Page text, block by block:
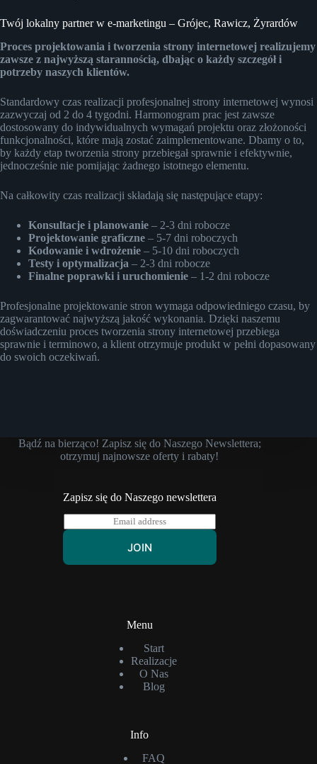
Twój lokalny partner w e-marketingu – Grójec, Rawicz, Żyrardów
Proces projektowania i tworzenia strony internetowej realizujemy
zawsze z najwyższą starannością, dbając o każdy szczegół i
potrzeby naszych klientów.
Standardowy czas realizacji profesjonalnej strony internetowej wynosi
zazwyczaj od 2 do 4 tygodni. Harmonogram prac jest zawsze
dostosowany do indywidualnych wymagań projektu oraz złożoności
funkcjonalności, które mają zostać zaimplementowane. Dbamy o to,
by każdy etap tworzenia strony przebiegał sprawnie i efektywnie,
jednocześnie nie pomijając żadnego istotnego elementu.
Na całkowity czas realizacji składają się następujące etapy:
Konsultacje i planowanie – 2-3 dni robocze
Projektowanie graficzne – 5-7 dni roboczych
Kodowanie i wdrożenie – 5-10 dni roboczych
Testy i optymalizacja – 2-3 dni robocze
Finalne poprawki i uruchomienie – 1-2 dni robocze
Profesjonalne projektowanie stron wymaga odpowiedniego czasu, by
zagwarantować najwyższą jakość wykonania. Dzięki naszemu
doświadczeniu proces tworzenia strony internetowej przebiega
sprawnie i terminowo, a klient otrzymuje produkt w pełni dopasowany
do swoich oczekiwań.
Bądź na bierząco! Zapisz się do Naszego Newslettera;
otrzymuj najnowsze oferty i rabaty!
Zapisz się do Naszego newslettera
m
l
JOIN
Menu
Start
Realizacje
O Nas
Blog
Info
FAQ